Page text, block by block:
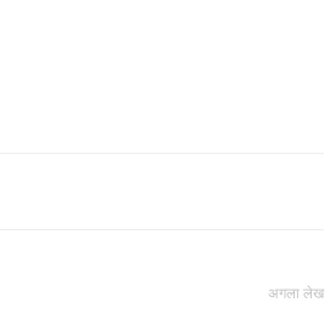
अगला लेख